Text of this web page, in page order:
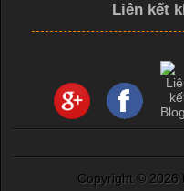
Liên kết
Copyright © 2026